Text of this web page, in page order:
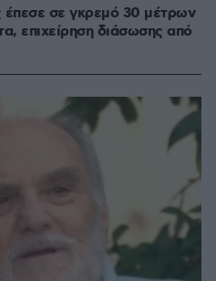
έπεσε σε γκρεμό 30 μέτρων
επιχείρηση διάσωσης από